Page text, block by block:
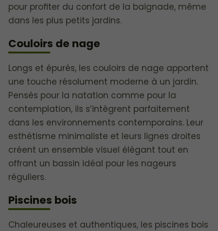
pour profiter du confort de la baignade, même
dans les plus petits jardins.
Couloirs de nage
Longs et épurés, les couloirs de nage apportent
une touche résolument moderne à un jardin.
Pensés pour la natation comme pour la
contemplation, ils s’intègrent parfaitement
dans les environnements contemporains. Leur
esthétisme minimaliste et leurs lignes droites
créent un ensemble visuel élégant tout en
offrant un bassin idéal pour les nageurs
réguliers.
Piscines bois
Chaleureuses et authentiques, les piscines bois